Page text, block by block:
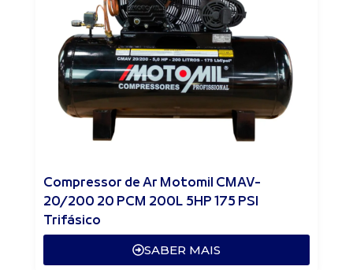
Compressor de Ar Motomil CMAV-
20/200 20 PCM 200L 5HP 175 PSI
Trifásico
SABER MAIS